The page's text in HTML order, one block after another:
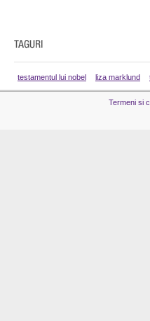
testamentul lui nobel liza marklund
Termeni si